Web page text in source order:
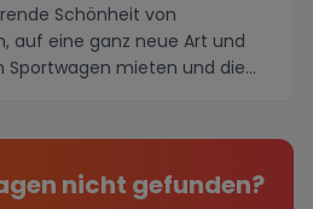
Schönheit von
auf eine ganz neue Art und
Sportwagen mieten und die
nicht gefunden?